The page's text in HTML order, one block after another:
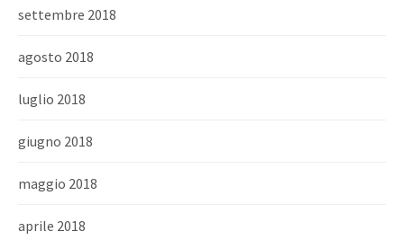
settembre 2018
agosto 2018
luglio 2018
giugno 2018
maggio 2018
aprile 2018